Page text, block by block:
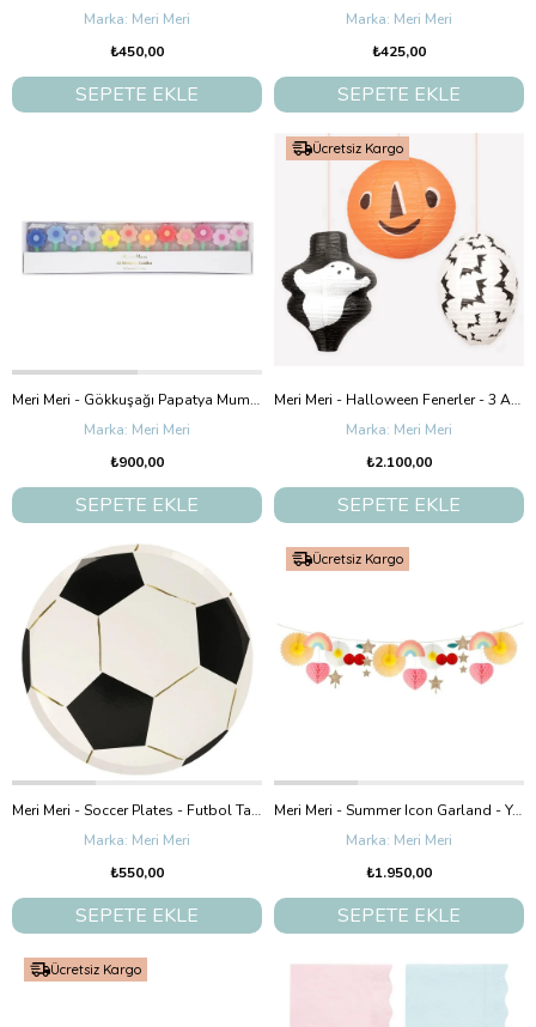
Meri Meri
₺450,00
SEPETE EKLE
Meri Meri
₺425,00
SEPETE EKLE
Meri Meri - Gökkuşağı Papatya Mumlar- 12 Adet
Meri Meri
₺900,00
SEPETE EKLE
Meri Meri - Halloween Fenerler - 3 Adet
Meri Meri
₺2.100,00
SEPETE EKLE
Ücretsiz Kargo
Meri Meri - Soccer Plates - Futbol Tabaklar - 8'Li
Meri Meri
₺550,00
SEPETE EKLE
Meri Meri - Summer Icon Garland - Yaz Sembolleri Asılan Süs
Meri Meri
₺1.950,00
SEPETE EKLE
Ücretsiz Kargo
Ücretsiz Kargo